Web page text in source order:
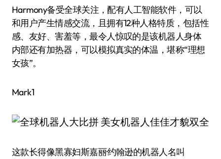
Harmony备受全球关注，配有人工智能软件，可以
和用户产生情感交流，且拥有12种人格特质，包括性
感、友好、害羞等，最令人惊叹的是该机器人身体
内部还有加热器，可以模拟真实的体温，堪称“理想
女孩”。
Mark1
这款长得像黑寡妇斯嘉丽·约翰逊的机器人名叫